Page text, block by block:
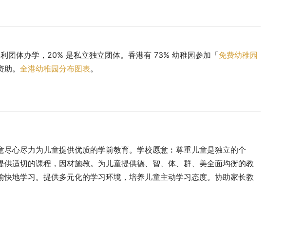
利团体办学，20% 是私立独立团体。香港有 73% 幼稚园参加「免费幼稚园
。 全港幼稚园分布图表。
心尽力为儿童提供优质的学前教育。学校愿意︰尊重儿童是独立的个
适切的课程，因材施教。为儿童提供德、智、体、群、美全面均衡的教
地学习。提供多元化的学习环境，培养儿童主动学习态度。协助家长教